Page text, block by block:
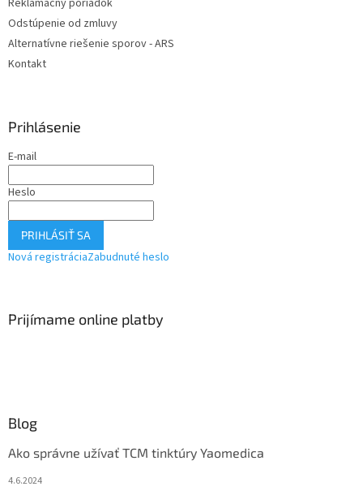
Odstúpenie od zmluvy
Alternatívne riešenie sporov - ARS
Kontakt
Prihlásenie
E-mail
Heslo
PRIHLÁSIŤ SA
Nová registráciaZabudnuté heslo
Prijímame online platby
Blog
Ako správne užívať TCM tinktúry Yaomedica
4.6.2024